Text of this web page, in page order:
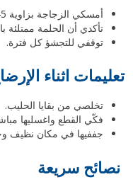
أمسكي الزجاجة بزاوية 45°.
تأكدي أن الحلمة ممتلئة
توقفي للتجشؤ كل فترة.
تعليمات اثناء
تخلصي من بقايا الحليب.
فكّي القطع واغسليها
جففيها في مكان نظيف
نصائح سريعة